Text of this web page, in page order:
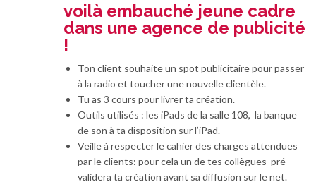
voilà embauché jeune cadre
dans une agence de publicité
!
Ton client souhaite un spot publicitaire pour passer
à la radio et toucher une nouvelle clientèle.
Tu as 3 cours pour livrer ta création.
Outils utilisés : les iPads de la salle 108, la banque
de son à ta disposition sur l’iPad.
Veille à respecter le cahier des charges attendues
par le clients: pour cela un de tes collègues pré-
validera ta création avant sa diffusion sur le net.